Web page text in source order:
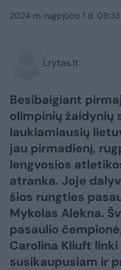
2024 m. rugpjūčio 1 d. 09:33
Lrytas.lt
Besibaigiant
olimpinių žaidynių
laukiamiausių
jau pirmadienį,
lengvosios
atranka. Joje
šios rungties
Mykolas Alekna.
pasaulio
Carolina Kliuft
susikaupusiam ir